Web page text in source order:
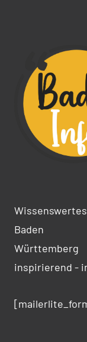
Baden
Württemberg
inspirierend -